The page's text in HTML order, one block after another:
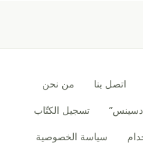
اتصل بنا
من نحن
تسجيل الكتّاب
سياسة الخصوصية